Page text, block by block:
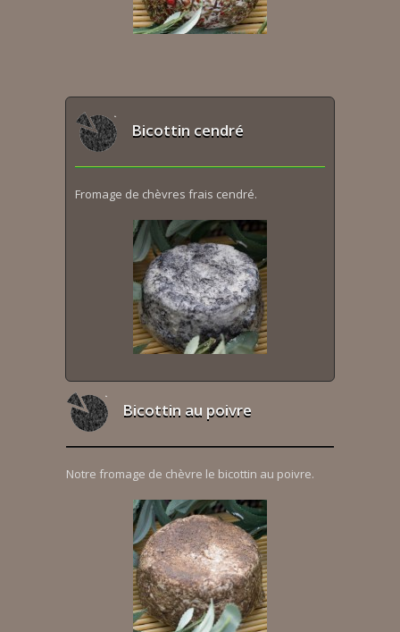
Bicottin cendré
Fromage de chèvres frais cendré.
Bicottin au poivre
Notre fromage de chèvre le bicottin au poivre.